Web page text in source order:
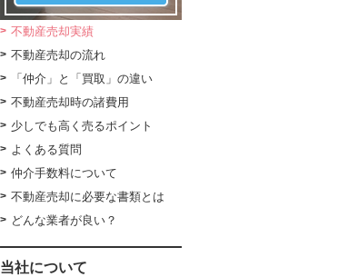
不動産売却実績
不動産売却の流れ
「仲介」と「買取」の違い
不動産売却時の諸費用
少しでも高く売るポイント
よくある質問
仲介手数料について
不動産売却に必要な書類とは
どんな業者が良い？
当社について